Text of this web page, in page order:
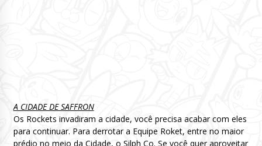
A CIDADE DE SAFFRON
Os Rockets invadiram a cidade, você precisa acabar com eles
para continuar. Para derrotar a Equipe Roket, entre no maior
prédio no meio da Cidade, o Silph Co. Se você quer aproveitar